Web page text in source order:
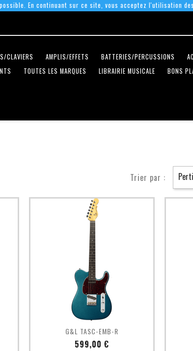
En continuant sur ce site, vous acceptez l'utilisation
CLAVIERS AMPLIS/EFFETS BATTERIES/PERCUSSIONS
TOUTES LES MARQUES LIBRAIRIE MUSICALE BONS
Trier par :
G&L TASC-EMB-R
Prix
599,00 €
Aperçu rapide